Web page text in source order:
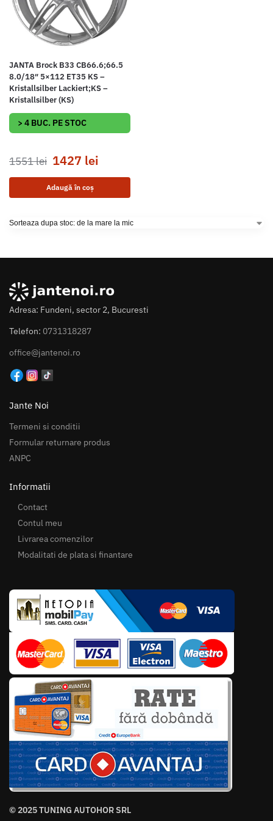
JANTA Brock B33 CB66.6;66.5
8.0/18″ 5×112 ET35 KS –
Kristallsilber Lackiert;KS –
Kristallsilber (KS)
> 4 BUC. PE STOC
1551lei 1427 lei
Adaugă în coș
Adresa: Fundeni, sector 2, Bucuresti
Telefon: 0731318287
office@jantenoi.ro
Jante Noi
Termeni si conditii
Formular returnare produs
ANPC
Informatii
Contact
Contul meu
Livrarea comenzilor
Modalitati de plata si finantare
© 2025 TUNING AUTOHOR SRL